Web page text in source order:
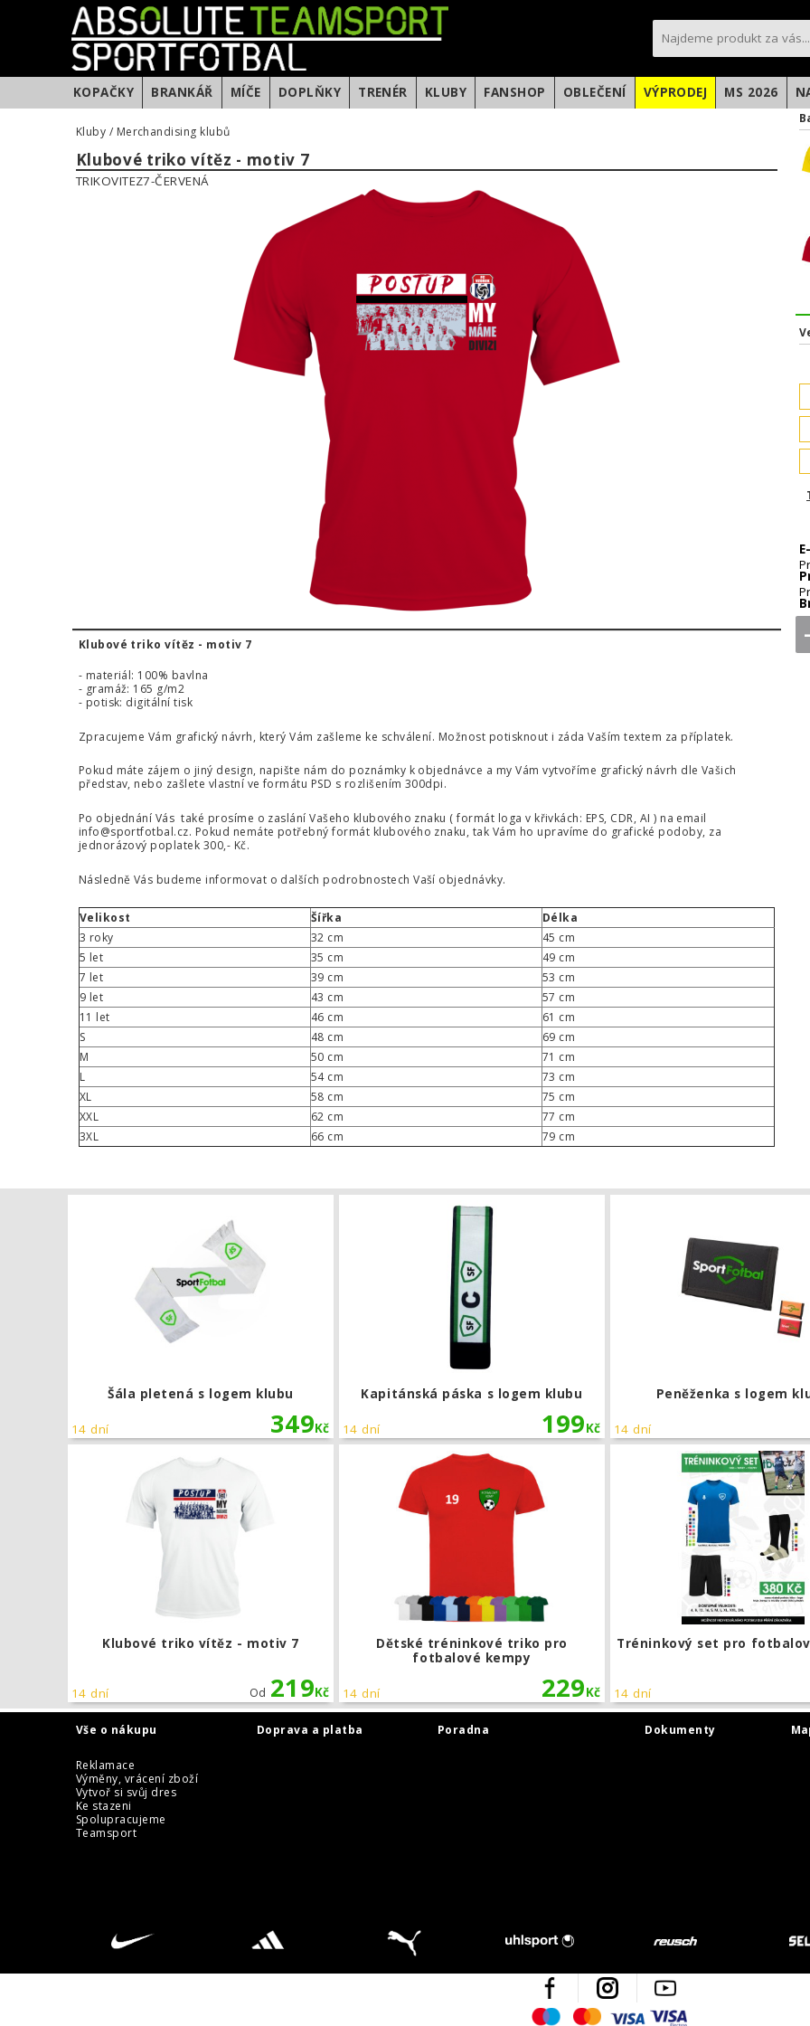
KOPAČKY BRANKÁŘ MÍČE DOPLŇKY TRENÉR KLUBY FANSHOP OBLEČENÍ VÝPRODEJ MS 2026
Kluby / Merchandising klubů
Klubové triko vítěz - motiv 7
TRIKOVITEZ7-ČERVENÁ
Klubové triko vítěz - motiv 7
- materiál: 100% bavlna
- gramáž: 165 g/m2
- potisk: digitální tisk
Zpracujeme Vám grafický návrh, který Vám zašleme ke schválení. Možnost potisknout i záda Vaším textem za příplatek.
Pokud máte zájem o jiný design, napište nám do poznámky k objednávce a my Vám vytvoříme grafický návrh dle Vašich
představ, nebo zašlete vlastní ve formátu PSD s rozlišením 300dpi.
Po objednání Vás také prosíme o zaslání Vašeho klubového znaku ( formát loga v křivkách: EPS, CDR, AI ) na email
info@sportfotbal.cz. Pokud nemáte potřebný formát klubového znaku, tak Vám ho upravíme do grafické podoby, za
jednorázový poplatek 300,- Kč.
Následně Vás budeme informovat o dalších podrobnostech Vaší objednávky.
Velikost Šířka
Délka
3 roky
32 cm
45 cm
5 let
35 cm
49 cm
7 let
39 cm
53 cm
9 let
43 cm
57 cm
11 let
46 cm
61 cm
S
48 cm
69 cm
M
50 cm
71 cm
L
54 cm
73 cm
XL
58 cm
75 cm
XXL
62 cm
77 cm
3XL
66 cm 79 cm
Šála pletená s logem klubu
349Kč
14 dní
Šála pletená s logem klubu
Kapitánská páska s logem klubu
199Kč
14 dní
Peněženka s logem
14 dní
Klubové triko vítěz - motiv 7
Od 219Kč
14 dní
Klubové triko vítěz - motiv 7
Dětské tréninkové triko pro
fotbalové kempy
229Kč
14 dní
Dětské tréninkové triko pro
Tréninkový set pro
14 dní
Vše o nákupu Doprava a platba Poradna
Reklamace
Výměny, vrácení zboží
Vytvoř si svůj dres
Ke stazeni
Spolupracujeme
Teamsport
Dokumenty
Facebook Instagram
MaestroMastercard
Visa